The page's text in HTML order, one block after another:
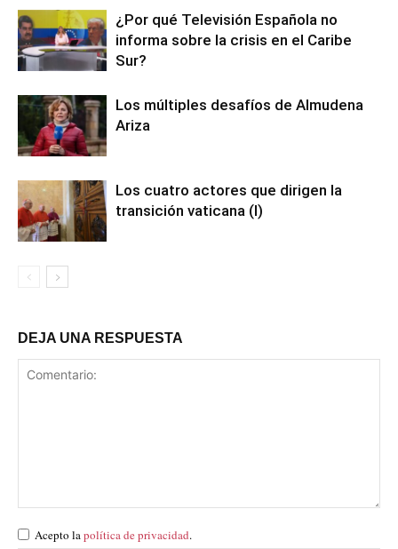
¿Por qué Televisión Española no
informa sobre la crisis en el Caribe
Sur?
Los múltiples desafíos de Almudena
Ariza
Los cuatro actores que dirigen la
transición vaticana (I)
DEJA UNA RESPUESTA
Acepto lapolítica de privacidad.